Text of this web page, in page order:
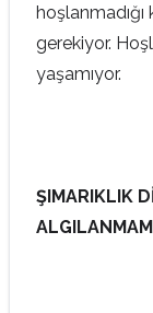
gerekiyor.
yaşamıyor.
ŞIMARIKLIK